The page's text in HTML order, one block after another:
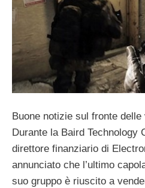
Buone notizie sul fronte delle
Durante la Baird Technology
direttore finanziario di
annunciato che l’ultimo
suo gruppo è riuscito a